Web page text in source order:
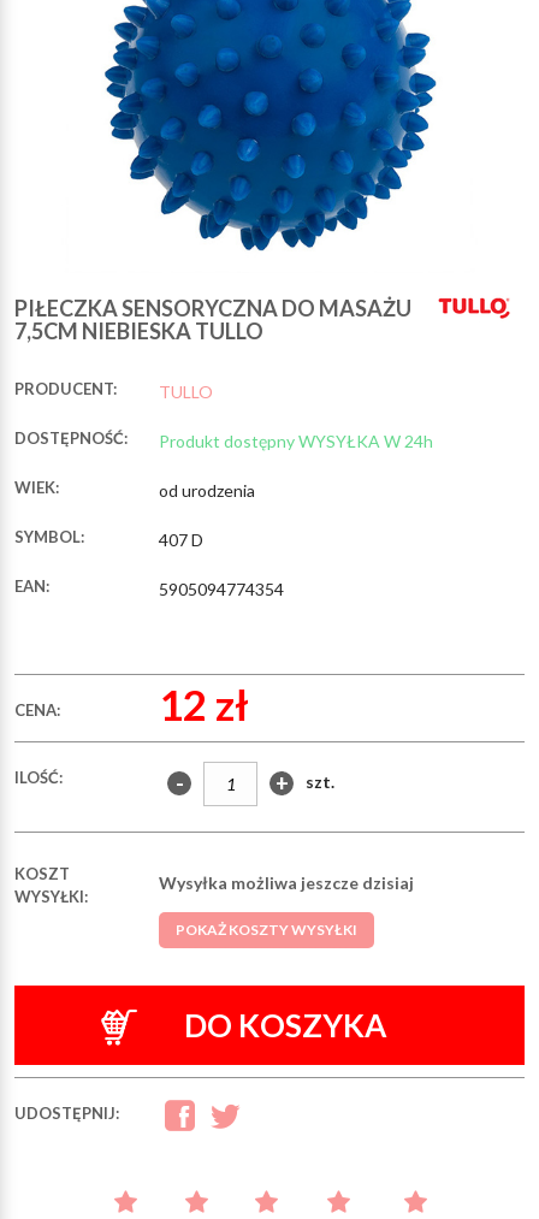
PIŁECZKA SENSORYCZNA DO MASAŻU
7,5CM NIEBIESKA TULLO
PRODUCENT: TULLO
DOSTĘPNOŚĆ: Produkt dostępny WYSYŁKA W 24h
WIEK: od urodzenia
SYMBOL: 407 D
EAN: 5905094774354
CENA: 12 zł
ILOŚĆ: - + szt.
KOSZT
WYSYŁKI:
Wysyłka możliwa jeszcze dzisiaj
POKAŻ KOSZTY WYSYŁKI
DO KOSZYKA
UDOSTĘPNIJ: